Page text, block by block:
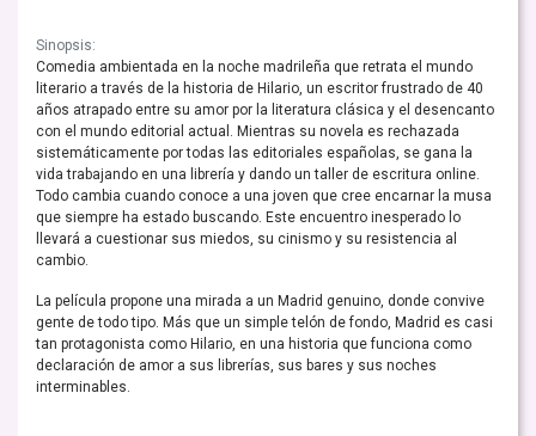
Sinopsis:
Comedia ambientada en la noche madrileña que retrata el mundo
literario a través de la historia de Hilario, un escritor frustrado de 40
años atrapado entre su amor por la literatura clásica y el desencanto
con el mundo editorial actual. Mientras su novela es rechazada
sistemáticamente por todas las editoriales españolas, se gana la
vida trabajando en una librería y dando un taller de escritura online.
Todo cambia cuando conoce a una joven que cree encarnar la musa
que siempre ha estado buscando. Este encuentro inesperado lo
llevará a cuestionar sus miedos, su cinismo y su resistencia al
cambio.
La película propone una mirada a un Madrid genuino, donde convive
gente de todo tipo. Más que un simple telón de fondo, Madrid es casi
tan protagonista como Hilario, en una historia que funciona como
declaración de amor a sus librerías, sus bares y sus noches
interminables.